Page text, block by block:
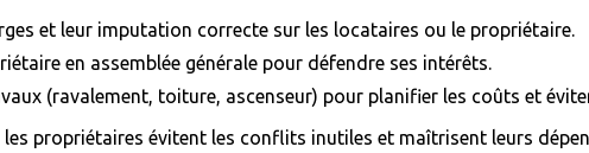
et leur imputation correcte sur les locataires ou le propriétaire.
en assemblée générale pour défendre ses intérêts.
(ravalement, toiture, ascenseur) pour planifier les coûts et
propriétaires évitent les conflits inutiles et maîtrisent leurs